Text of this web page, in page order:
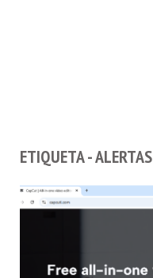
ETIQUETA - ALERTAS